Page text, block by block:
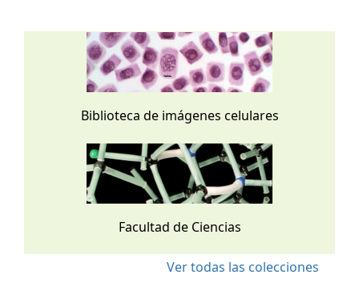
Biblioteca de imágenes celulares
Facultad de Ciencias
Ver todas las colecciones